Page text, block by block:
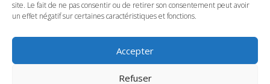
site. Le fait de ne pas consentir ou de retirer son consentement peut avoir
un effet négatif sur certaines caractéristiques et fonctions.
Accepter
Refuser